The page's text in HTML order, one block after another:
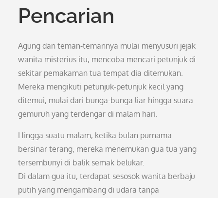
Pencarian
Agung dan teman-temannya mulai menyusuri jejak
wanita misterius itu, mencoba mencari petunjuk di
sekitar pemakaman tua tempat dia ditemukan.
Mereka mengikuti petunjuk-petunjuk kecil yang
ditemui, mulai dari bunga-bunga liar hingga suara
gemuruh yang terdengar di malam hari.
Hingga suatu malam, ketika bulan purnama
bersinar terang, mereka menemukan gua tua yang
tersembunyi di balik semak belukar.
Di dalam gua itu, terdapat sesosok wanita berbaju
putih yang mengambang di udara tanpa